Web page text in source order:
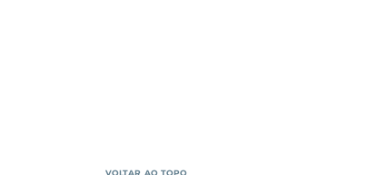
VOLTAR AO TOPO